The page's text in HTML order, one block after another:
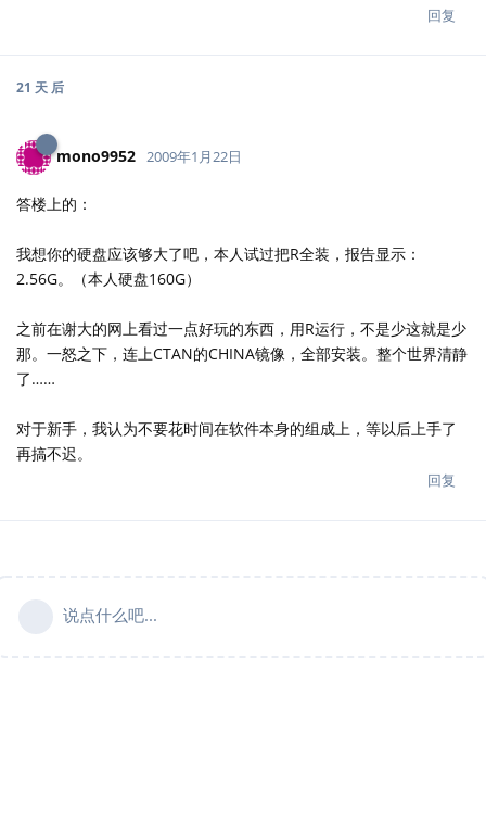
回复
21 天 后
mono9952 2009年1月22日
答楼上的：
我想你的硬盘应该够大了吧，本人试过把R全装，报告显示：
2.56G。（本人硬盘160G）
之前在谢大的网上看过一点好玩的东西，用R运行，不是少这就是少
那。一怒之下，连上CTAN的CHINA镜像，全部安装。整个世界清静
了……
对于新手，我认为不要花时间在软件本身的组成上，等以后上手了
再搞不迟。
回复
说点什么吧...